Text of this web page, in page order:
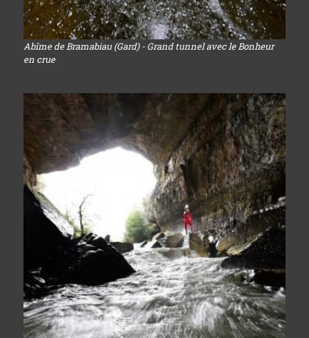
Abîme de Bramabiau (Gard) - Grand tunnel avec le Bonheur
en crue